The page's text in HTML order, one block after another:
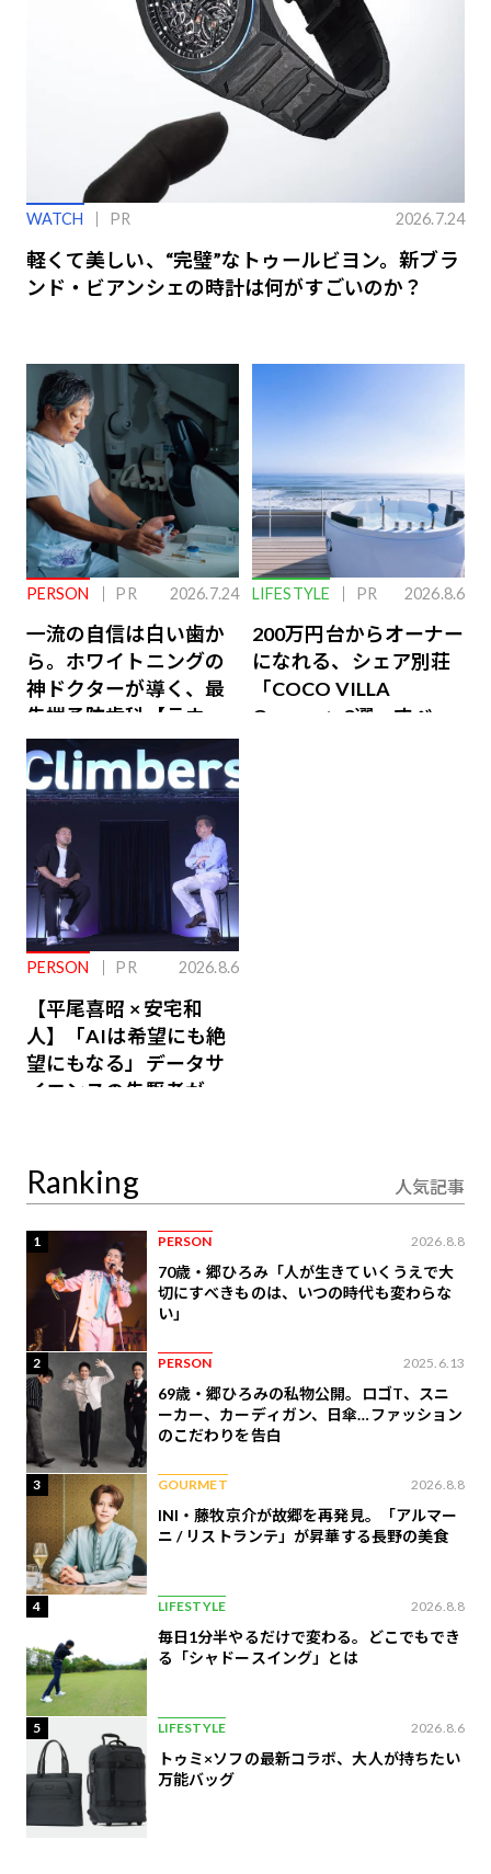
WATCH PR 2026.7.24
軽くて美しい、“完璧”なトゥールビヨン。新ブラ
ンド・ビアンシェの時計は何がすごいのか？
PERSON PR 2026.7.24
一流の自信は白い歯か
ら。ホワイトニングの
神ドクターが導く、最
先端予防歯科【ラウン
ジ会員特典あり】
LIFESTYLE PR 2026.8.6
200万円台からオーナー
になれる、シェア別荘
「COCO VILLA
Owners」3選。すべて
PERSON PR 2026.8.6
【平尾喜昭 × 安宅和
人】「AIは希望にも絶
望にもなる」データサ
イエンスの先駆者が語
Ranking 人気記事
1 PERSON 2026.8.8
70歳・郷ひろみ「人が生きていくうえで大
切にすべきものは、いつの時代も変わらな
い」
2 PERSON 2025.6.13
69歳・郷ひろみの私物公開。ロゴT、スニ
ーカー、カーディガン、日傘…ファッション
のこだわりを告白
3 GOURMET 2026.8.8
INI・藤牧京介が故郷を再発見。「アルマー
ニ / リストランテ」が昇華する長野の美食
4 LIFESTYLE 2026.8.8
毎日1分半やるだけで変わる。どこでもでき
る「シャドースイング」とは
5 LIFESTYLE 2026.8.6
トゥミ×ソフの最新コラボ、大人が持ちたい
万能バッグ